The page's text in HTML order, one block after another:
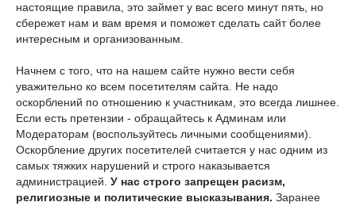
настоящие правила, это займет у вас всего минут пять, но
сбережет нам и вам время и поможет сделать сайт более
интересным и организованным.
Начнем с того, что на нашем сайте нужно вести себя
уважительно ко всем посетителям сайта. Не надо
оскорблений по отношению к участникам, это всегда лишнее.
Если есть претензии - обращайтесь к Админам или
Модераторам (воспользуйтесь личными сообщениями).
Оскорбление других посетителей считается у нас одним из
самых тяжких нарушений и строго наказывается
администрацией. У нас строго запрещен расизм,
религиозные и политические высказывания. Заранее